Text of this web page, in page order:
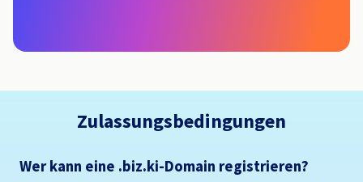
Zulassungsbedingungen
Wer kann eine .biz.ki-Domain registrieren?